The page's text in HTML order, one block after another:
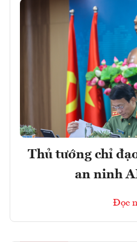
Thủ tướng chỉ
an ninh
Đọc